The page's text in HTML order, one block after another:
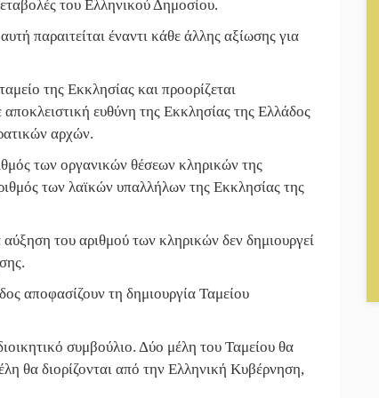
του Ελληνικού Δημοσίου.
παραιτείται έναντι κάθε άλλης αξίωσης για
της Εκκλησίας και προορίζεται
ευθύνη της Εκκλησίας της Ελλάδος
αρχών.
των οργανικών θέσεων κληρικών της
των λαϊκών υπαλλήλων της Εκκλησίας της
του αριθμού των κληρικών δεν δημιουργεί
αποφασίζουν τη δημιουργία Ταμείου
συμβούλιο. Δύο μέλη του Ταμείου θα
θα διορίζονται από την Ελληνική Κυβέρνηση,